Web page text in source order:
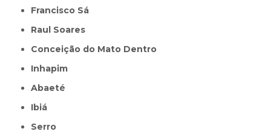
Francisco Sá
Raul Soares
Conceição do Mato Dentro
Inhapim
Abaeté
Ibiá
Serro